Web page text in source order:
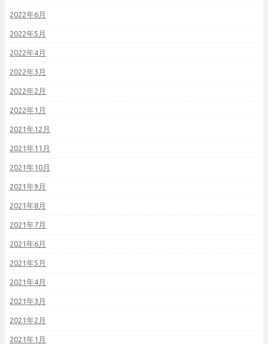
2022年6月
2022年5月
2022年4月
2022年3月
2022年2月
2022年1月
2021年12月
2021年11月
2021年10月
2021年9月
2021年8月
2021年7月
2021年6月
2021年5月
2021年4月
2021年3月
2021年2月
2021年1月